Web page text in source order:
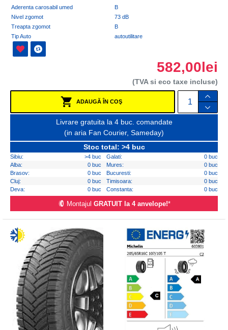
Aderenta carosabil umed
B
Nivel zgomot
73 dB
Treapta zgomot
B
Tip Auto
autoutilitare
582,00lei
(TVA si eco taxe incluse)
ADAUGĂ ÎN COŞ
Livrare gratuita la 4 buc. comandate
(in aria Fan Courier, Sameday)
Stoc total: >4 buc
Sibiu: >4 buc Galati:
0 buc
Alba:
0 buc Mures:
0 buc
Brasov:
0 buc Bucuresti:
0 buc
Cluj:
0 buc Timisoara:
0 buc
Deva:
0 buc Constanta: 0 buc
Montajul GRATUIT la 4 anvelope!*